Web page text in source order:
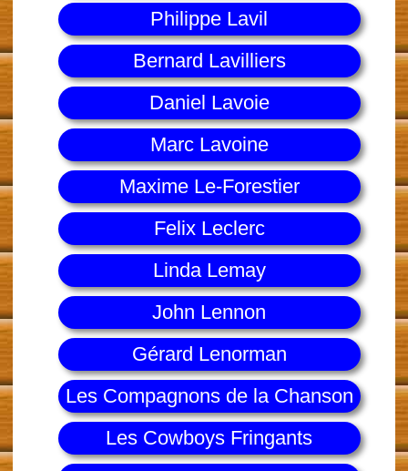
Philippe Lavil
Bernard Lavilliers
Daniel Lavoie
Marc Lavoine
Maxime Le-Forestier
Felix Leclerc
Linda Lemay
John Lennon
Gérard Lenorman
Les Compagnons de la Chanson
Les Cowboys Fringants